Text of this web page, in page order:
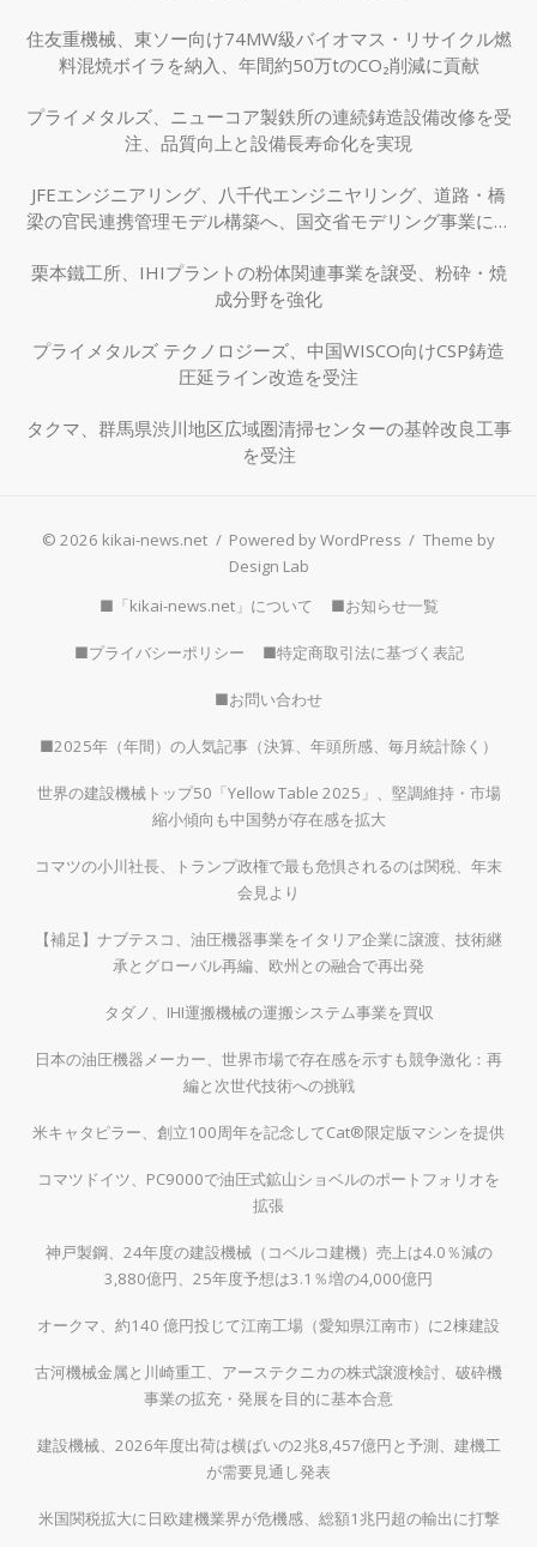
住友重機械、東ソー向け74MW級バイオマス・リサイクル燃
料混焼ボイラを納入、年間約50万tのCO₂削減に貢献
プライメタルズ、ニューコア製鉄所の連続鋳造設備改修を受
注、品質向上と設備長寿命化を実現
JFEエンジニアリング、八千代エンジニヤリング、道路・橋
梁の官民連携管理モデル構築へ、国交省モデリング事業に採
栗本鐵工所、IHIプラントの粉体関連事業を譲受、粉砕・焼
成分野を強化
プライメタルズ テクノロジーズ、中国WISCO向けCSP鋳造
圧延ライン改造を受注
タクマ、群馬県渋川地区広域圏清掃センターの基幹改良工事
を受注
© 2026 kikai-news.net / Powered by WordPress / Theme by
Design Lab
■「kikai-news.net」について
■お知らせ一覧
■プライバシーポリシー ■特定商取引法に基づく表記
■お問い合わせ
■2025年（年間）の人気記事（決算、年頭所感、毎月統計除く）
世界の建設機械トップ50「Yellow Table 2025」、堅調維持・市場
縮小傾向も中国勢が存在感を拡大
コマツの小川社長、トランプ政権で最も危惧されるのは関税、年末
会見より
【補足】ナブテスコ、油圧機器事業をイタリア企業に譲渡、技術継
承とグローバル再編、欧州との融合で再出発
タダノ、IHI運搬機械の運搬システム事業を買収
日本の油圧機器メーカー、世界市場で存在感を示すも競争激化：再
編と次世代技術への挑戦
米キャタピラー、創立100周年を記念してCat®限定版マシンを提供
コマツドイツ、PC9000で油圧式鉱山ショベルのポートフォリオを
拡張
神戸製鋼、24年度の建設機械（コベルコ建機）売上は4.0％減の
3,880億円、25年度予想は3.1％増の4,000億円
オークマ、約140 億円投じて江南工場（愛知県江南市）に2棟建設
古河機械金属と川崎重工、アーステクニカの株式譲渡検討、破砕機
事業の拡充・発展を目的に基本合意
建設機械、2026年度出荷は横ばいの2兆8,457億円と予測、建機工
が需要見通し発表
米国関税拡大に日欧建機業界が危機感、総額1兆円超の輸出に打撃